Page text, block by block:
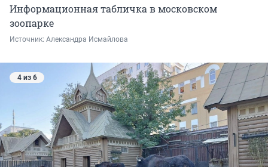
Информационная табличка в московском
зоопарке
Источник: Александра Исмайлова
4 из 6